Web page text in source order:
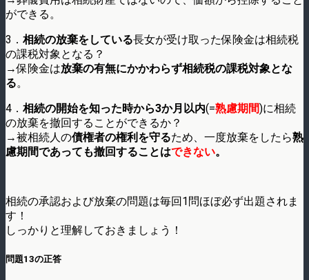
ができる。
3． 相続の放棄をしている長女が受け取った保険金は相続税
の課税対象となる？
→保険金は放棄の有無にかかわらず相続税の課税対象とな
る。
4． 相続の開始を知った時から3か月以内(=熟慮期間)に相続
の放棄を撤回することができるか？
→被相続人の債権者の権利を守るため、一度放棄をしたら熟
慮期間であっても撤回することはできない。
相続の承認および放棄の問題は毎回1問ほぼ必ず出題されま
す！
しっかりと理解しておきましょう！
問題13の正答